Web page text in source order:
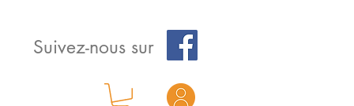
Suivez-nous sur